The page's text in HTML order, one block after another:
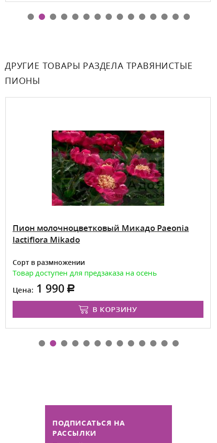
ДРУГИЕ ТОВАРЫ РАЗДЕЛА ТРАВЯНИСТЫЕ
ПИОНЫ
Пион молочноцветковый Микадо Paeonia
lactiflora Mikado
Сорт в размножении
Товар доступен для предзаказа на осень
Цена: 1 990
В КОРЗИНУ
ПОДПИСАТЬСЯ НА
РАССЫЛКИ